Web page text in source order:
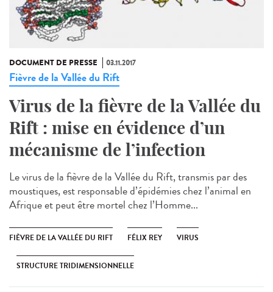
DOCUMENT DE PRESSE 03.11.2017
Fièvre de la Vallée du Rift
Virus de la fièvre de la Vallée du
Rift : mise en évidence d’un
mécanisme de l’infection
Le virus de la fièvre de la Vallée du Rift, transmis par des
moustiques, est responsable d’épidémies chez l’animal en
Afrique et peut être mortel chez l’Homme...
FIÈVRE DE LA VALLÉE DU RIFT FÉLIX REY VIRUS
STRUCTURE TRIDIMENSIONNELLE